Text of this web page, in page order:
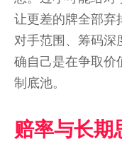
让更差的牌全部弃
对手范围、筹码深
确自己是在争取价
制底池。
赔率与长期